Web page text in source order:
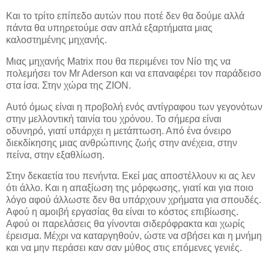
Και το τρίτο επίπεδο αυτών που ποτέ δεν θα δούμε αλλά
πάντα θα υπηρετούμε σαν απλά εξαρτήματα μιας
καλοστημένης μηχανής.
Μιας μηχανής Matrix που θα περιμένει τον Νίο της να
πολεμήσει τον Mr Aderson και να επαναφέρει τον παράδεισο
στα ίσα. Στην χώρα της ZION.
Αυτό όμως είναι η προβολή ενός αντίγραφου των γεγονότων
στην μελλοντική ταινία του χρόνου. Το σήμερα είναι
οδυνηρό, γιατί υπάρχει η μετάπτωση. Από ένα όνειρο
διεκδίκησης μιας ανθρώπινης ζωής στην ανέχεια, στην
πείνα, στην εξαθλίωση.
Στην δεκαετία του πενήντα. Εκεί μας αποστέλλουν κι ας λεν
ότι άλλο. Και η απαξίωση της μόρφωσης, γιατί και για ποιο
λόγο αφού άλλωστε δεν θα υπάρχουν χρήματα για σπουδές.
Αφού η αμοιβή εργασίας θα είναι το κόστος επιβίωσης.
Αφού οι παρελάσεις θα γίνονται σιδερόφρακτα και χωρίς
έρεισμα. Μέχρι να καταργηθούν, ώστε να σβήσει και η μνήμη
και να μην περάσει καν σαν μύθος στις επόμενες γενιές.